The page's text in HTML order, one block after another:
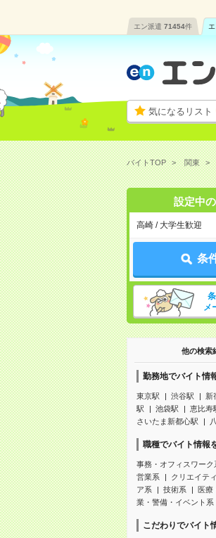
エン派遣 71454件
気になるリスト
バイトTOP 関東
設定中
高崎 / 大学生歓迎
条
メ
他の検索
勤務地でバイト情
東京駅 渋谷駅 新
駅
池袋駅 恵比寿
さいたま新都心駅
職種でバイト情報
事務・オフィスワーク
営業系
クリエイテ
ア系
技術系 医療
業・警備・イベント系
こだわりでバイト